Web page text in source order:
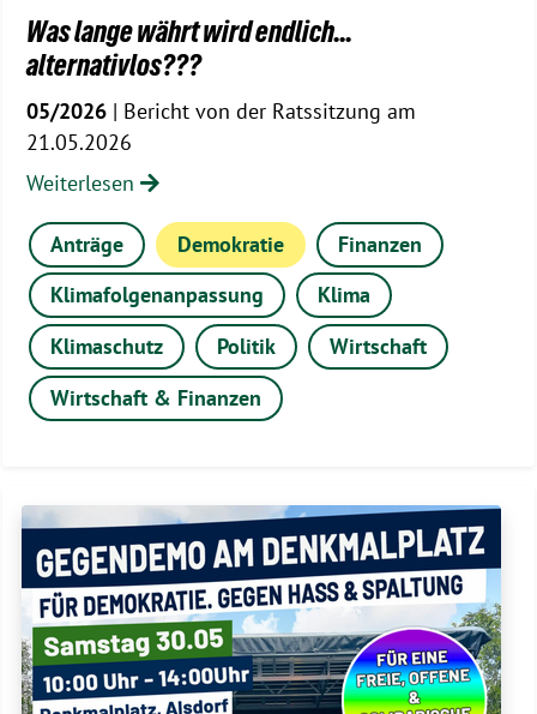
Was lange währt wird endlich...
alternativlos???
05/2026 | Bericht von der Ratssitzung am
21.05.2026
Weiterlesen
Anträge Demokratie
Finanzen
Klimafolgenanpassung
Klima
Klimaschutz
Politik
Wirtschaft
Wirtschaft & Finanzen